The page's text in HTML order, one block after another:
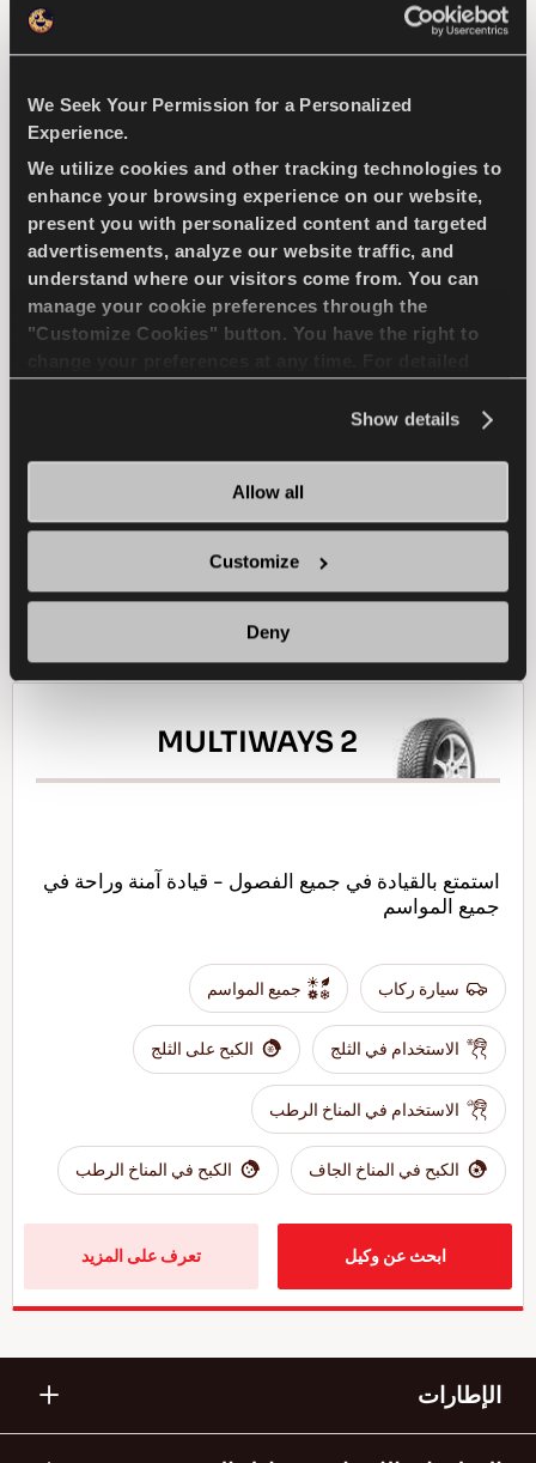
We Seek Your Permission for a Personalized
Experience.
We utilize cookies and other tracking technologies to
enhance your browsing experience on our website,
present you with personalized content and targeted
advertisements, analyze our website traffic, and
understand where our visitors come from. You can
manage your cookie preferences through the
"Customize Cookies" button. You have the right to
Show details
Allow all
Customize
Deny
الكبح في المناخ الرطب
ابحث عن وكيل تعرف على المزيد
ICEWAYS 2
سيطرة وأمان ممتازان لسيارات الركوب
سيارة ركاب شتاء الجر على الجليد
الكبح على الجليد الاستخدام في الجليد
ابحث عن وكيل تعرف على المزيد
MULTIWAYS 2
استمتع بالقيادة في جميع الفصول - قيادة آمنة وراحة في
جميع المواسم
سيارة ركاب جميع المواسم
الاستخدام في الثلج الكبح على الثلج
الاستخدام في المناخ الرطب
الكبح في المناخ الجاف الكبح في المناخ الرطب
ابحث عن وكيل تعرف على المزيد
الإطارات